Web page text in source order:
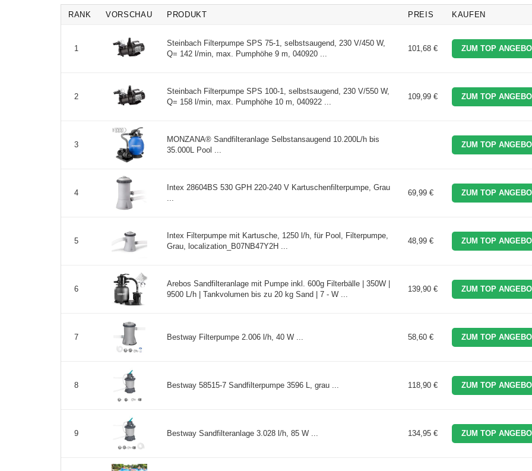
RANK VORSCHAU PRODUKT PREIS KAUFEN
1
Steinbach Filterpumpe SPS 75-1, selbstsaugend, 230 V/450 W,
Q= 142 l/min, max. Pumphöhe 9 m, 040920 ...
101,68 € ZUM TOP
2
Steinbach Filterpumpe SPS 100-1, selbstsaugend, 230 V/550 W,
Q= 158 l/min, max. Pumphöhe 10 m, 040922 ...
109,99 € ZUM TOP
3
MONZANA® Sandfilteranlage Selbstansaugend 10.200L/h bis
35.000L Pool ...
ZUM TOP
4
Intex 28604BS 530 GPH 220-240 V Kartuschenfilterpumpe, Grau
...
69,99 € ZUM TOP
5
Intex Filterpumpe mit Kartusche, 1250 l/h, für Pool, Filterpumpe,
Grau, localization_B07NB47Y2H ...
48,99 € ZUM TOP
6
Arebos Sandfilteranlage mit Pumpe inkl. 600g Filterbälle | 350W |
9500 L/h | Tankvolumen bis zu 20 kg Sand | 7 - W ...
139,90 € ZUM TOP
7 Bestway Filterpumpe 2.006 l/h, 40 W ... 58,60 € ZUM TOP
8 Bestway 58515-7 Sandfilterpumpe 3596 L, grau ... 118,90 € ZUM TOP
9 Bestway Sandfilteranlage 3.028 l/h, 85 W ... 134,95 € ZUM TOP